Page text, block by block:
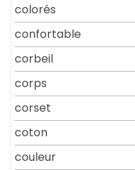
colorés
confortable
corbeil
corps
corset
coton
couleur